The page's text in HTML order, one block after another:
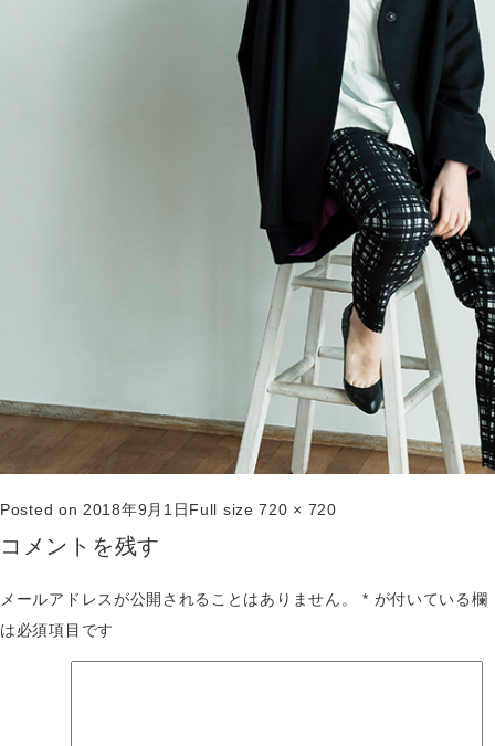
Posted on 2018年9月1日Full size720 × 720
コメントを残す
メールアドレスが公開されることはありません。 * が付いている欄
は必須項目です